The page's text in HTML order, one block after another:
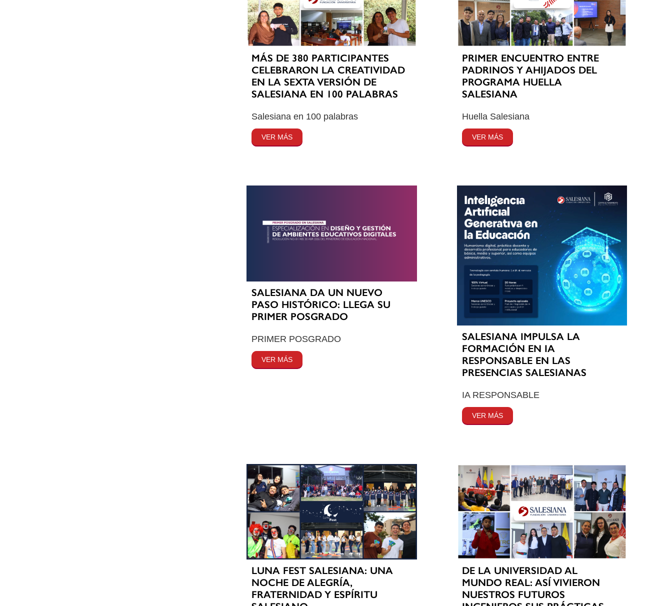
MÁS DE 380 PARTICIPANTES
CELEBRARON LA CREATIVIDAD
EN LA SEXTA VERSIÓN DE
SALESIANA EN 100 PALABRAS
Salesiana en 100 palabras
VER MÁS
PRIMER ENCUENTRO ENTRE
PADRINOS Y AHIJADOS DEL
PROGRAMA HUELLA
SALESIANA
Huella Salesiana
VER MÁS
SALESIANA DA UN NUEVO
PASO HISTÓRICO: LLEGA SU
PRIMER POSGRADO
PRIMER POSGRADO
VER MÁS
SALESIANA IMPULSA LA
FORMACIÓN EN IA
RESPONSABLE EN LAS
PRESENCIAS SALESIANAS
IA RESPONSABLE
VER MÁS
LUNA FEST SALESIANA: UNA
NOCHE DE ALEGRÍA,
FRATERNIDAD Y ESPÍRITU
DE LA UNIVERSIDAD AL
MUNDO REAL: ASÍ VIVIERON
NUESTROS FUTUROS